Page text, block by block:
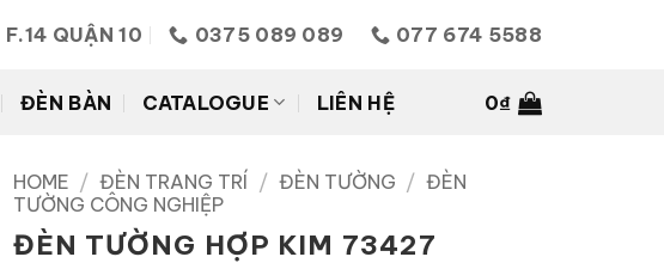
QUẬN 10 0375 089 089 077 674 5588
ĐÈN BÀN CATALOGUE LIÊN HỆ 0₫
HOME / ĐÈN TRANG TRÍ / ĐÈN TƯỜNG / ĐÈN
TƯỜNG CÔNG NGHIỆP
ĐÈN TƯỜNG HỢP KIM 73427